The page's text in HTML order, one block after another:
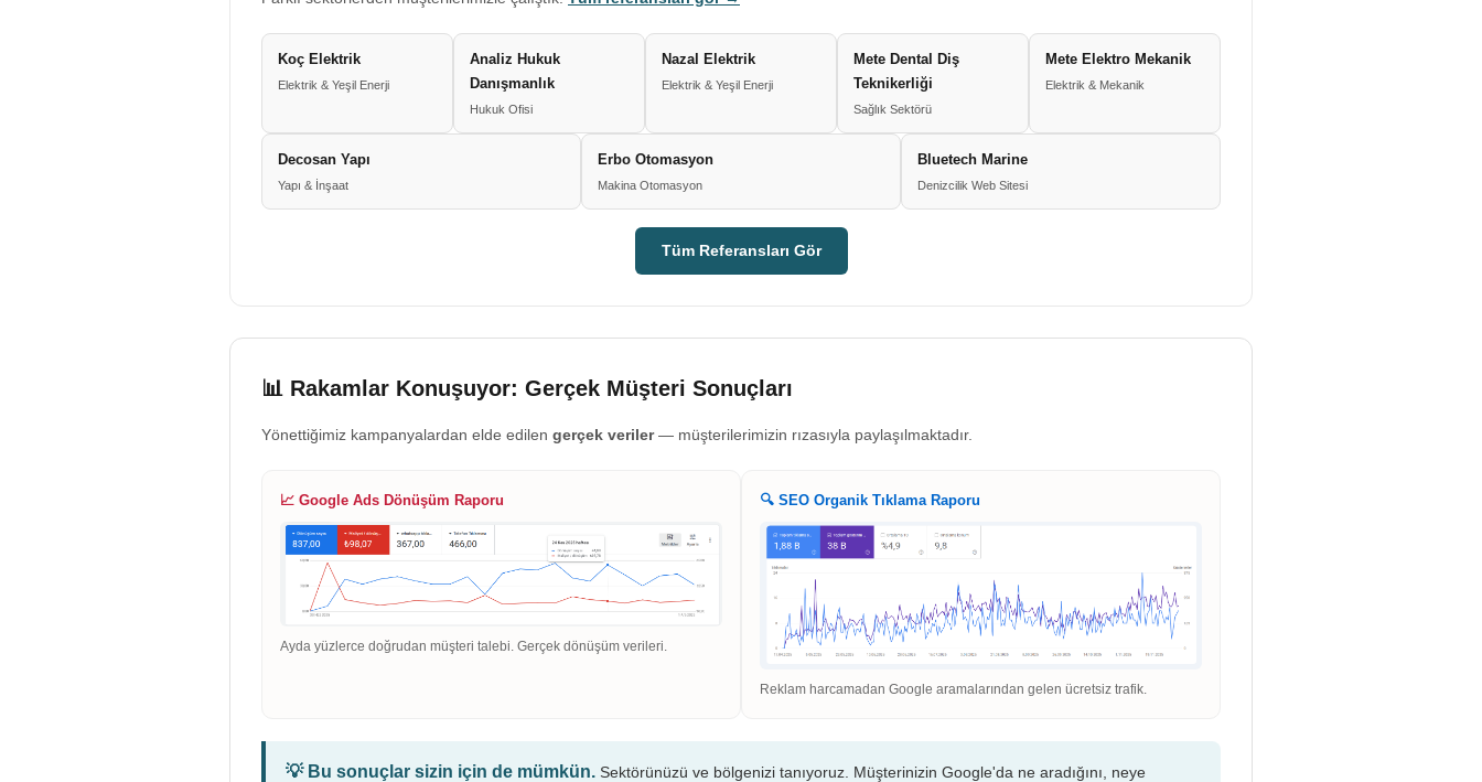
Koç Elektrik
Elektrik & Yeşil Enerji
Analiz Hukuk
Danışmanlık
Hukuk Ofisi
Nazal Elektrik
Elektrik & Yeşil Enerji
Mete Dental Diş
Teknikerliği
Sağlık Sektörü
Mete Elektro Mekanik
Elektrik & Mekanik
Decosan Yapı
Yapı & İnşaat
Erbo Otomasyon
Makina Otomasyon
Bluetech Marine
Denizcilik Web Sitesi
Tüm Referansları Gör
📊 Rakamlar Konuşuyor: Gerçek Müşteri Sonuçları
Yönettiğimiz kampanyalardan elde edilen gerçek veriler— müşterilerimizin rızasıyla paylaşılmaktadır.
📈 Google Ads Dönüşüm Raporu
Ayda yüzlerce doğrudan müşteri talebi. Gerçek dönüşüm verileri.
🔍 SEO Organik Tıklama Raporu
Reklam harcamadan Google aramalarından gelen ücretsiz trafik.
💡 Bu sonuçlar sizin için de mümkün. Sektörünüzü ve bölgenizi tanıyoruz. Müşterinizin Google'da ne aradığını, neye